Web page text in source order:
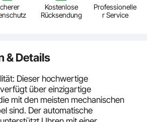
Kostenlose
Rücksendung
Professionelle
r Service
& Details
Dieser hochwertige
über einzigartige
mit den meisten mechanischen
sind. Der automatische